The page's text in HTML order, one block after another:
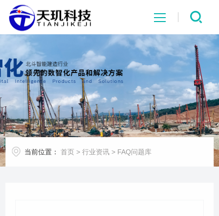
网站首页
系统中心
解决方案
项目案例
当前位置： 首页 >行业资讯 > FAQ问题库